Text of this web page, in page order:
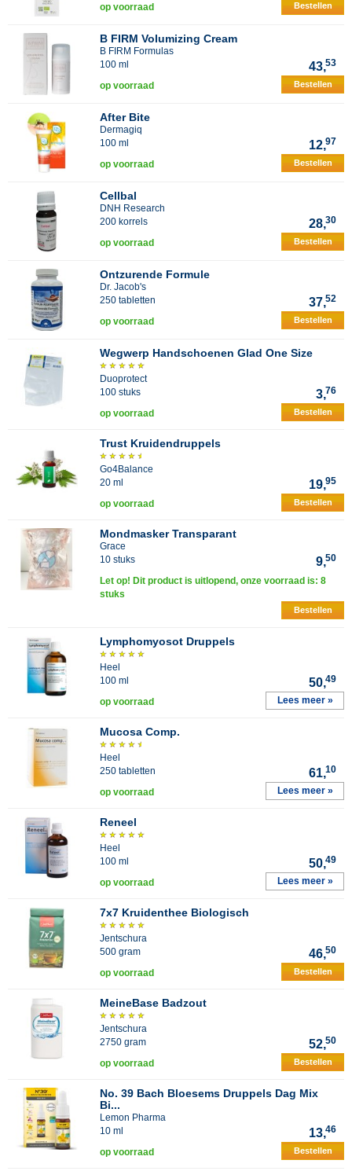
op voorraad Bestellen
B FIRM Volumizing Cream
B FIRM Formulas
100 ml
43,53
op voorraad Bestellen
After Bite
Dermagiq
100 ml
12,97
op voorraad Bestellen
Cellbal
DNH Research
200 korrels
28,30
op voorraad Bestellen
Ontzurende Formule
Dr. Jacob's
250 tabletten
37,52
op voorraad Bestellen
Wegwerp Handschoenen Glad One Size
Duoprotect
100 stuks
3,76
op voorraad Bestellen
Trust Kruidendruppels
Go4Balance
20 ml
19,95
op voorraad Bestellen
Mondmasker Transparant
Grace
10 stuks
9,50
Let op! Dit product is uitlopend, onze voorraad is: 8
stuks
Bestellen
Lymphomyosot Druppels
Heel
100 ml
50,49
op voorraad Lees meer »
Mucosa Comp.
Heel
250 tabletten
61,10
op voorraad Lees meer »
Reneel
Heel
100 ml
50,49
op voorraad Lees meer »
7x7 Kruidenthee Biologisch
Jentschura
500 gram
46,50
op voorraad Bestellen
MeineBase Badzout
Jentschura
2750 gram
52,50
op voorraad Bestellen
No. 39 Bach Bloesems Druppels Dag Mix
Bi...
Lemon Pharma
10 ml
13,46
op voorraad Bestellen